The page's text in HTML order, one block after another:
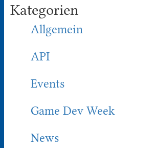
Kategorien
Allgemein
API
Events
Game Dev Week
News